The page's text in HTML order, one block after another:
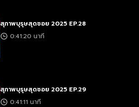
สุภาพบุรุษสุดซอย 2025 EP.28
0:41:20 นาที
สุภาพบุรุษสุดซอย 2025 EP.29
0:41:11 นาที